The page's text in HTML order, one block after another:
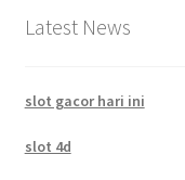
Latest News
slot gacor hari ini
slot 4d